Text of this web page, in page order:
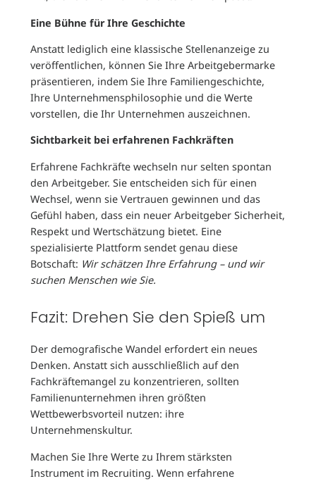
Eine Bühne für Ihre Geschichte
Anstatt lediglich eine klassische Stellenanzeige zu
veröffentlichen, können Sie Ihre Arbeitgebermarke
präsentieren, indem Sie Ihre Familiengeschichte,
Ihre Unternehmensphilosophie und die Werte
vorstellen, die Ihr Unternehmen auszeichnen.
Sichtbarkeit bei erfahrenen Fachkräften
Erfahrene Fachkräfte wechseln nur selten spontan
den Arbeitgeber. Sie entscheiden sich für einen
Wechsel, wenn sie Vertrauen gewinnen und das
Gefühl haben, dass ein neuer Arbeitgeber Sicherheit,
Respekt und Wertschätzung bietet. Eine
spezialisierte Plattform sendet genau diese
Botschaft: Wir schätzen Ihre Erfahrung – und wir
suchen Menschen wie Sie.
Fazit: Drehen Sie den Spieß um
Der demografische Wandel erfordert ein neues
Denken. Anstatt sich ausschließlich auf den
Fachkräftemangel zu konzentrieren, sollten
Familienunternehmen ihren größten
Wettbewerbsvorteil nutzen: ihre
Unternehmenskultur.
Machen Sie Ihre Werte zu Ihrem stärksten
Instrument im Recruiting. Wenn erfahrene